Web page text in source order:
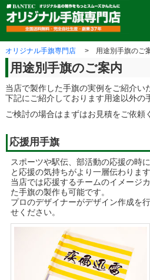
ペ
ー
ジ
先
で
す。
こ
こ
か
ら
文
す。
オリジナル手旗専門店 用途別手旗のご
用途別手旗のご案内
当店で製作した手旗の実例をご紹介い
下記にご紹介しております用途以外の
ご検討の場合はまずはお見積をご依頼
応援用手旗
スポーツや駅伝、部活動の応援の時
と応援の気持ちがより一層伝わります
当店では応援するチームのイメージ
た手旗の製作も可能です。
プロのデザイナーがデザイン作成を
せください。
こ
こ
ま
で
文
す。
ペ
ー
ジ
先
へ
ペ
ー
ジ
終
り
す。